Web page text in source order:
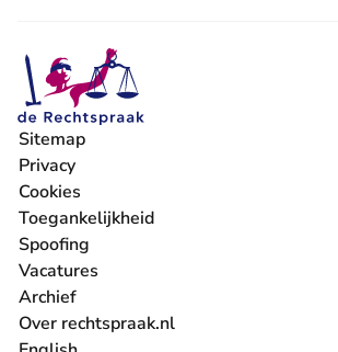
Sitemap
Privacy
Cookies
Toegankelijkheid
Spoofing
Vacatures
- U verlaat Rechtspraak.nl
Archief
Over rechtspraak.nl